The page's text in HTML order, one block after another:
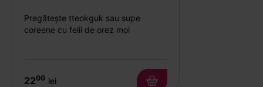
Pregătește tteokguk sau supe
coreene cu felii de orez moi
2200 lei